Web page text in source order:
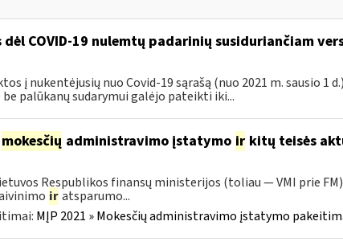
COVID-19 nulemtų padarinių susiduriančiam
į nukentėjusių nuo Covid-19 sąrašą (nuo 2021 m. sausio 1
palūkanų sudarymui galėjo pateikti iki...
mokesčių administravimo įstatymo irkitų teisės
Respublikos finansų ministerijos (toliau — VMI prie
ir atsparumo...
MĮP 2021 » Mokesčių administravimo įstatymo